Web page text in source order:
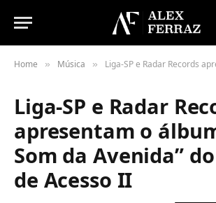
Home » Música » Liga-SP e Radar Records apresentam o álbum “O
Liga-SP e Radar
apresentam o
Som da Avenida”
de Acesso II